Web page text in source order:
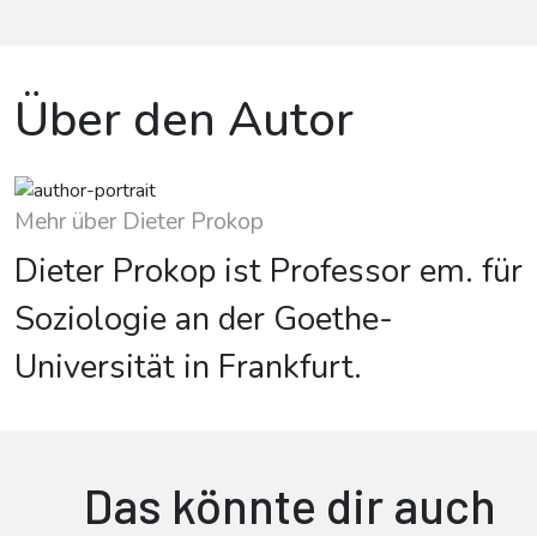
Über den Autor
Mehr über Dieter Prokop
Dieter Prokop ist Professor em. für
Soziologie an der Goethe-
Universität in Frankfurt.
Das könnte dir auch